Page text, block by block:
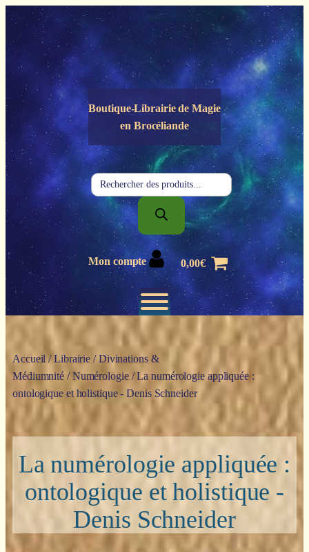
Panneau de gestion des cookies
Boutique-Librairie deMagie
en Brocéliande
Recherche
de
produits
Mon compte 0,00€
Accueil/Librairie /Divinations &
Médiumnité /Numérologie/ La numérologie appliquée :
ontologique et holistique - Denis Schneider
La numérologie appliquée :
ontologique et holistique -
Denis Schneider